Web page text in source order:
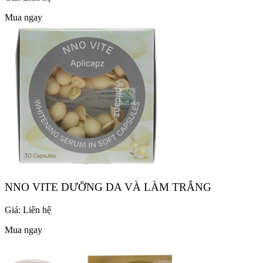
Mua ngay
NNO VITE DƯỠNG DA VÀ LÀM TRẮNG
Giá: Liên hệ
Mua ngay